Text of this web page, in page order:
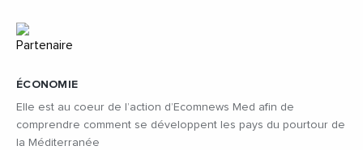
ÉCONOMIE
Elle est au coeur de l’action d’Ecomnews Med afin de
comprendre comment se développent les pays du pourtour de
la Méditerranée